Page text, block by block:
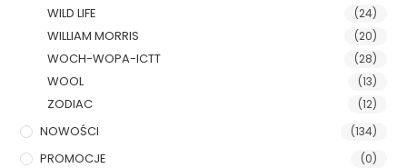
WILD LIFE (24)
WILLIAM MORRIS (20)
WOCH-WOPA-ICTT (28)
WOOL (13)
ZODIAC (12)
NOWOŚCI (134)
PROMOCJE (0)